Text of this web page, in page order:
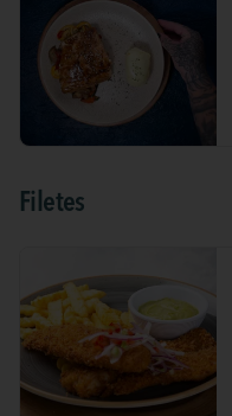
Filetes